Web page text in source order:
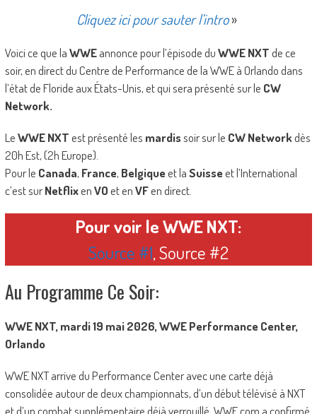
Cliquez ici pour sauter l’intro»
Voici ce que laWWEannonce pour l’épisode duWWE NXTde ce
soir, en direct du Centre de Performance de la WWE à Orlando dans
l’état de Floride aux États-Unis, et qui sera présenté sur le CW
Network.
LeWWE NXTest présenté les mardissoir sur le CW Networkdès
20h Est, (2h Europe).
Pour le Canada, France, Belgiqueet laSuisseet l’International
c’est surNetflixenVOet enVFen direct.
Pour voir le WWE NXT:
Source #1, Source #2
Au Programme Ce Soir:
WWE NXT, mardi 19 mai 2026, WWE Performance Center,
Orlando
WWE NXT arrive du Performance Center avec une carte déjà
consolidée autour de deux championnats, d’un début télévisé à NXT